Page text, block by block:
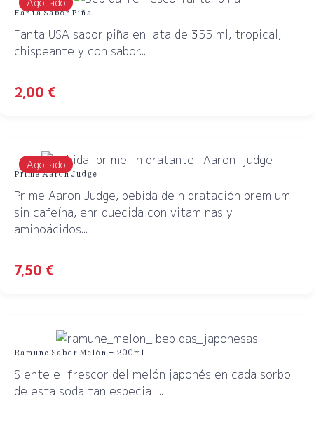
Fanta Sabor Piña
Fanta USA sabor piña en lata de 355 ml, tropical,
chispeante y con sabor...
2,00 €
Agotado
Prime Aaron Judge
Prime Aaron Judge, bebida de hidratación premium
sin cafeína, enriquecida con vitaminas y
aminoácidos...
7,50 €
Ramune Sabor Melón – 200ml
Siente el frescor del melón japonés en cada sorbo
de esta soda tan especial....